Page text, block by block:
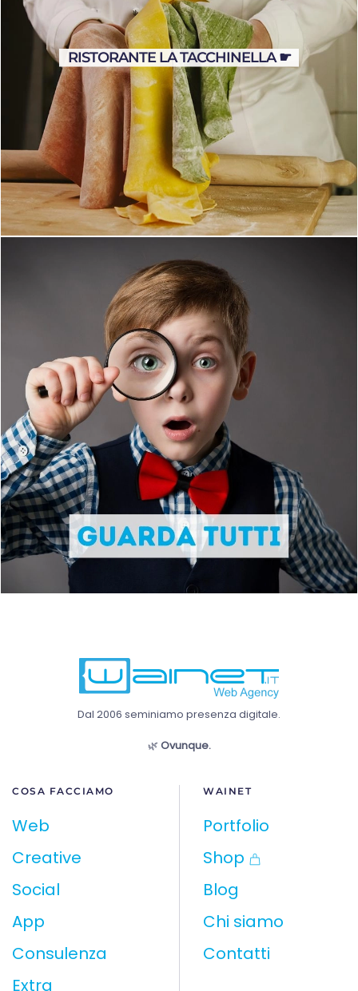
RISTORANTE LA TACCHINELLA
Dal 2006 seminiamo presenza digitale.
🌿 Ovunque.
COSA FACCIAMO
Web
Creative
Social
App
Consulenza
Extra
WAINET
Portfolio
Shop
Blog
Chi siamo
Contatti